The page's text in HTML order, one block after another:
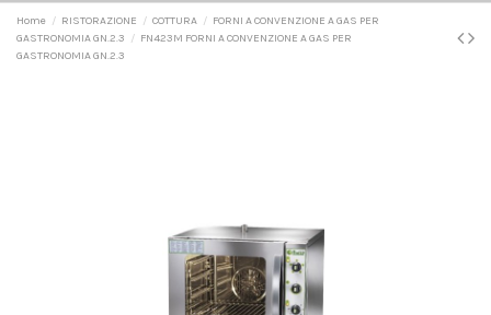
Home RISTORAZIONE COTTURA
FORNI A CONVENZIONE A GAS PER
GASTRONOMIA GN.2.3
FN423M FORNI A CONVENZIONE A GAS PER
GASTRONOMIA GN.2.3